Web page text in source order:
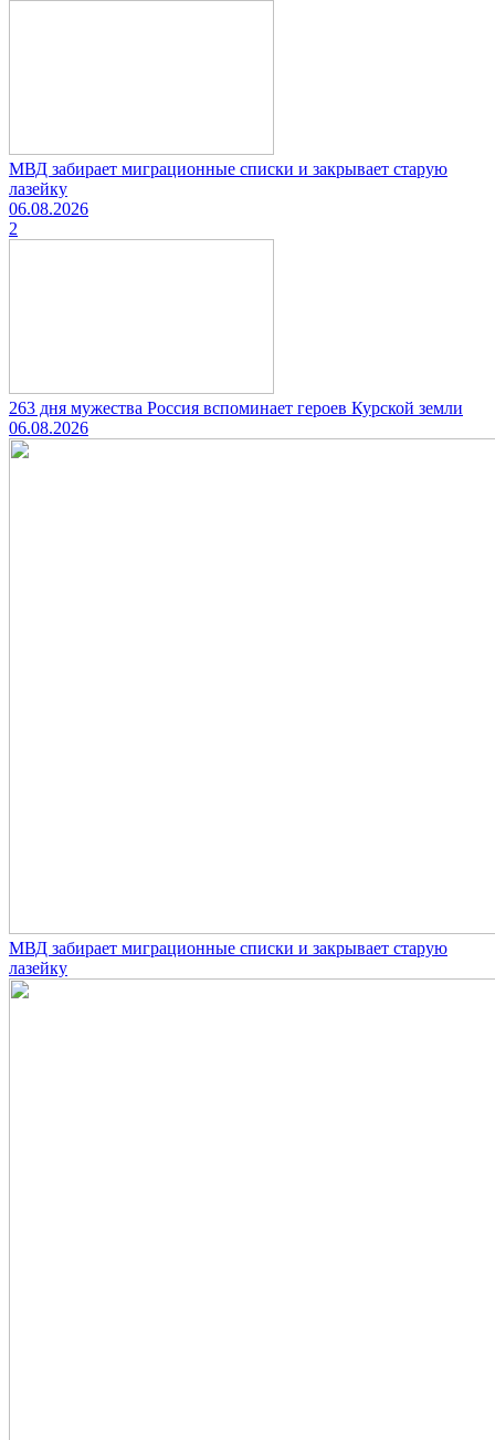
МВД забирает миграционные списки и закрывает старую
лазейку
06.08.2026
2
263 дня мужества Россия вспоминает героев Курской земли
06.08.2026
МВД забирает миграционные списки и закрывает старую
лазейку